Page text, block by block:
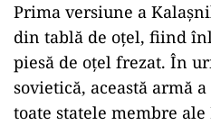
Prima versiune a
din tablă de oţel, fiind
piesă de oţel frezat. În
sovietică, această armă
toate statele membre